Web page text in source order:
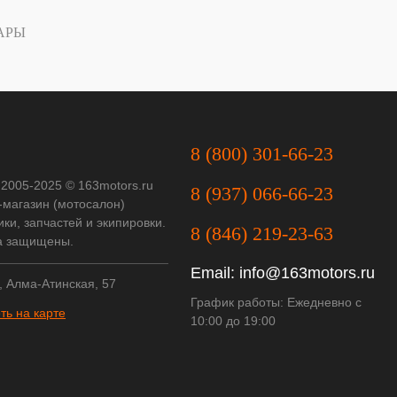
2025 © 163motors.ru
(мотосалон)
запчастей и экипировки.
защищены.
Алма-Атинская, 57
на карте
8 (800) 301-66-23
8 (937) 066-66-23
8 (846) 219-23-63
Email: info@163motors.ru
График работы: Ежедневно с
10:00 до 19:00